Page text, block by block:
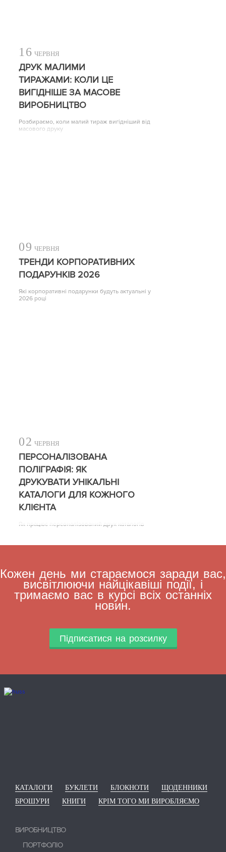
16 ЧЕРВНЯ
ДРУК МАЛИМИ
ТИРАЖАМИ: КОЛИ ЦЕ
ВИГІДНІШЕ ЗА МАСОВЕ
ВИРОБНИЦТВО
Розбираємо, коли малий тираж вигідніший від
масового друку
09 ЧЕРВНЯ
ТРЕНДИ КОРПОРАТИВНИХ
ПОДАРУНКІВ 2026
Які корпоративні подарунки будуть актуальні у
2026 році
02 ЧЕРВНЯ
ПЕРСОНАЛІЗОВАНА
ПОЛІГРАФІЯ: ЯК
ДРУКУВАТИ УНІКАЛЬНІ
КАТАЛОГИ ДЛЯ КОЖНОГО
КЛІЄНТА
Як працює персоналізований друк каталогів
Кожен день ми стараємося заради вас,
висвітлюючи найцікавіші події, і
тримаємо вас в курсі всіх останніх
новин.
Підписатися на розсилку
КАТАЛОГИ БУКЛЕТИ БЛОКНОТИ
ЩОДЕННИКИ
БРОШУРИ
КНИГИ КРІМ ТОГО МИ ВИРОБЛЯЄМО
ВИРОБНИЦТВО
ПОРТФОЛІО